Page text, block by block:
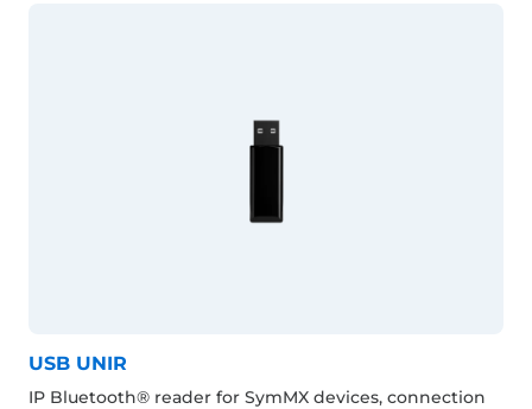
USB UNIR
IP Bluetooth® reader for SymMX devices, connection